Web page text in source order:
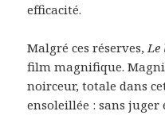
efficacité.
Malgré ces réserves,Le
film magnifique.
noirceur, totale dans
ensoleillée : sans